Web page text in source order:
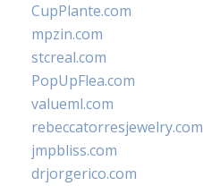
CupPlante.com
mpzin.com
stcreal.com
PopUpFlea.com
valueml.com
rebeccatorresjewelry.com
jmpbliss.com
drjorgerico.com